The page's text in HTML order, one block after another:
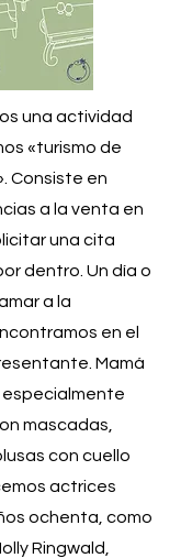
una actividad
«turismo de
Consiste en
a la venta en
una cita
dentro. Un día o
a la
en el
Mamá
especialmente
mascadas,
con cuello
actrices
ochenta, como
Ringwald,